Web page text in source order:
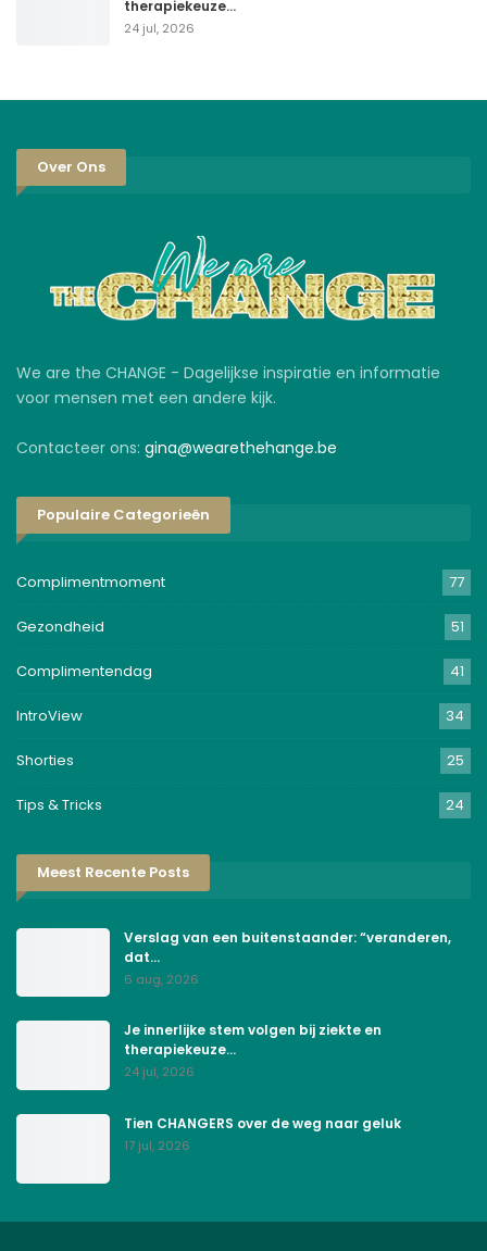
therapiekeuze…
24 jul, 2026
Over Ons
We are the CHANGE - Dagelijkse inspiratie en informatie
voor mensen met een andere kijk.
Contacteer ons: gina@wearethehange.be
Populaire Categorieën
Complimentmoment 77
Gezondheid 51
Complimentendag 41
IntroView 34
Shorties 25
Tips & Tricks 24
Meest Recente Posts
Verslag van een buitenstaander: “veranderen,
dat…
6 aug, 2026
Je innerlijke stem volgen bij ziekte en
therapiekeuze…
24 jul, 2026
Tien CHANGERS over de weg naar geluk
17 jul, 2026